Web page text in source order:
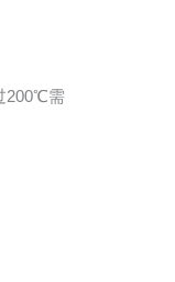
200℃需